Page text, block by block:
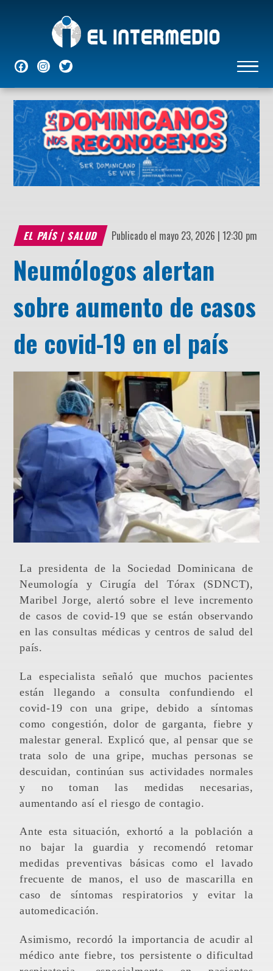
NACIONALES INTERNACIONALESECONÓMICASDEPORTES ENTRETENIMIENTO
EL PAÍS | SALUD Publicado el mayo 23, 2026 | 12:30 pm
Neumólogos alertan
sobre aumento de casos
de covid-19 en el país
La presidenta de la Sociedad Dominicana de
Neumología y Cirugía del Tórax (SDNCT),
Maribel Jorge, alertó sobre el leve incremento
de casos de covid-19 que se están observando
en las consultas médicas y centros de salud del
país.
La especialista señaló que muchos pacientes
están llegando a consulta confundiendo el
covid-19 con una gripe, debido a síntomas
como congestión, dolor de garganta, fiebre y
malestar general. Explicó que, al pensar que se
trata solo de una gripe, muchas personas se
descuidan, continúan sus actividades normales
y no toman las medidas necesarias,
aumentando así el riesgo de contagio.
Ante esta situación, exhortó a la población a
no bajar la guardia y recomendó retomar
medidas preventivas básicas como el lavado
frecuente de manos, el uso de mascarilla en
caso de síntomas respiratorios y evitar la
automedicación.
Asimismo, recordó la importancia de acudir al
médico ante fiebre, tos persistente o dificultad